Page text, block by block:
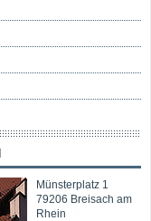
Münsterplatz 1
79206 Breisach am
Rhein